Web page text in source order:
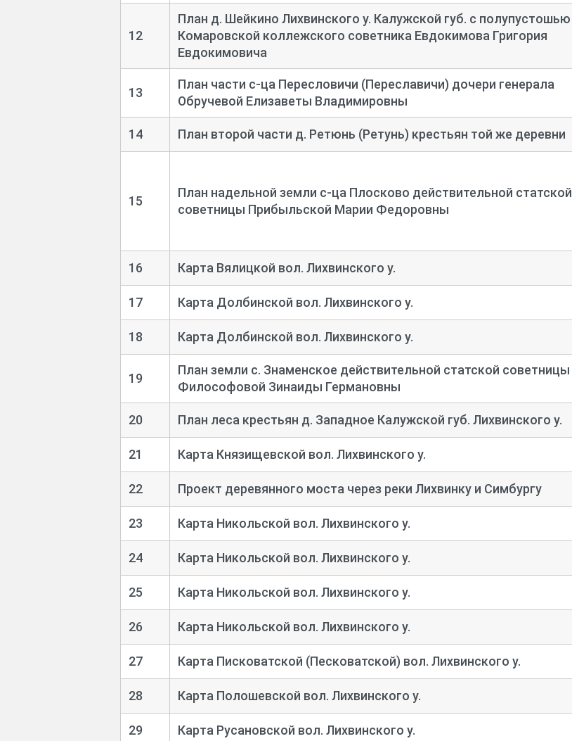
12
План д. Шейкино Лихвинского у. Калужской губ. с полупустошью
Комаровской коллежского советника Евдокимова Григория
Евдокимовича
13
План части с-ца Пересловичи (Переславичи) дочери генерала
Обручевой Елизаветы Владимировны
14 План второй части д. Ретюнь (Ретунь) крестьян той же деревни
15
План надельной земли с-ца Плосково действительной статской
советницы Прибыльской Марии Федоровны
16 Карта Вялицкой вол. Лихвинского у.
17 Карта Долбинской вол. Лихвинского у.
18 Карта Долбинской вол. Лихвинского у.
19
План земли с. Знаменское действительной статской советницы
Философовой Зинаиды Германовны
20 План леса крестьян д. Западное Калужской губ. Лихвинского у.
21 Карта Князищевской вол. Лихвинского у.
22 Проект деревянного моста через реки Лихвинку и Симбургу
23 Карта Никольской вол. Лихвинского у.
24 Карта Никольской вол. Лихвинского у.
25 Карта Никольской вол. Лихвинского у.
26 Карта Никольской вол. Лихвинского у.
27 Карта Писковатской (Песковатской) вол. Лихвинского у.
28 Карта Полошевской вол. Лихвинского у.
29 Карта Русановской вол. Лихвинского у.